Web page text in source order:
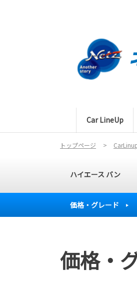
Car LineUp
トップページ
ハイエース バン
価格・グレード
価格・